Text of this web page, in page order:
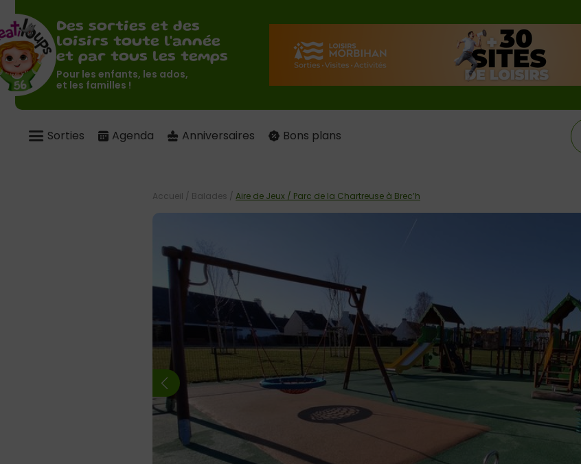
Des sorties et des
loisirs toute l'année
et par tous les temps
Pour les enfants, les ados,
et les familles !
Sorties Agenda Anniversaires Bons plans
Accueil / Balades / Aire de Jeux / Parc de la Chartreuse à Brec’h